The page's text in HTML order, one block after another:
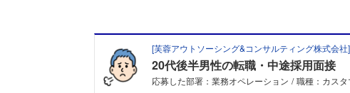
[芙蓉アウトソーシング&コンサルティング株式会社]
20代後半男性の転職・中途採用面接
応募した部署：業務オペレーション 職種：カスタ